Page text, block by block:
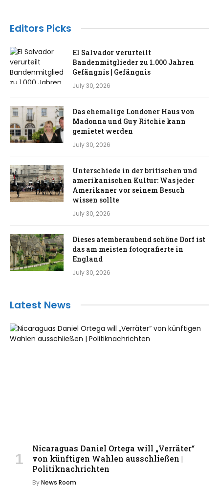
Editors Picks
El Salvador verurteilt
Bandenmitglieder zu 1.000 Jahren
Gefängnis | Gefängnis
July 30, 2026
Das ehemalige Londoner Haus von
Madonna und Guy Ritchie kann
gemietet werden
July 30, 2026
Unterschiede in der britischen und
amerikanischen Kultur: Was jeder
Amerikaner vor seinem Besuch
wissen sollte
July 30, 2026
Dieses atemberaubend schöne Dorf ist
das am meisten fotografierte in
England
July 30, 2026
Latest News
Nicaraguas Daniel Ortega will „Verräter“
von künftigen Wahlen ausschließen |
Politiknachrichten
ByNews Room